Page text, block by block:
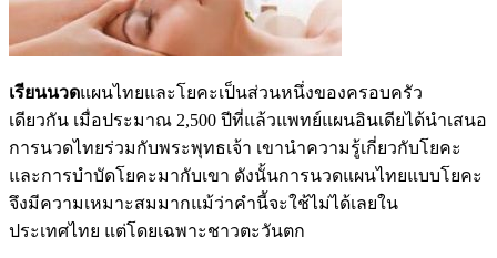
เรียนนวดแผนไทยและโยคะเป็นส่วนหนึ่งของครอบครัว
เดียวกัน เมื่อประมาณ 2,500 ปีที่แล้วแพทย์แผนอินเดียได้นำเสนอ
การนวดไทยร่วมกับพระพุทธเจ้า เขานำความรู้เกี่ยวกับโยคะ
และการบำบัดโยคะมากับเขา ดังนั้นการนวดแผนไทยแบบโยคะ
จึงมีความเหมาะสมมากแม้ว่าคำนี้จะใช้ไม่ได้เลยใน
ประเทศไทย แต่โดยเฉพาะชาวตะวันตก